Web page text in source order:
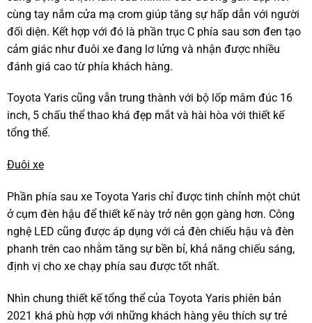
cùng tay nắm cửa mạ crom giúp tăng sự hấp dẫn với người
đối diện. Kết hợp với đó là phần trục C phía sau sơn đen tạo
cảm giác như đuôi xe đang lơ lửng và nhận được nhiều
đánh giá cao từ phía khách hàng.
Toyota Yaris cũng vẫn trung thành với bộ lốp mâm đúc 16
inch, 5 chấu thể thao khá đẹp mắt và hài hòa với thiết kế
tổng thể.
Đuôi xe
Phần phía sau xe Toyota Yaris chỉ được tinh chỉnh một chút
ở cụm đèn hậu để thiết kế này trở nên gọn gàng hơn. Công
nghệ LED cũng được áp dụng với cả đèn chiếu hậu và đèn
phanh trên cao nhằm tăng sự bền bỉ, khả năng chiếu sáng,
định vị cho xe chạy phía sau được tốt nhất.
Nhìn chung thiết kế tổng thể của Toyota Yaris phiên bản
2021 khá phù hợp với những khách hàng yêu thích sự trẻ